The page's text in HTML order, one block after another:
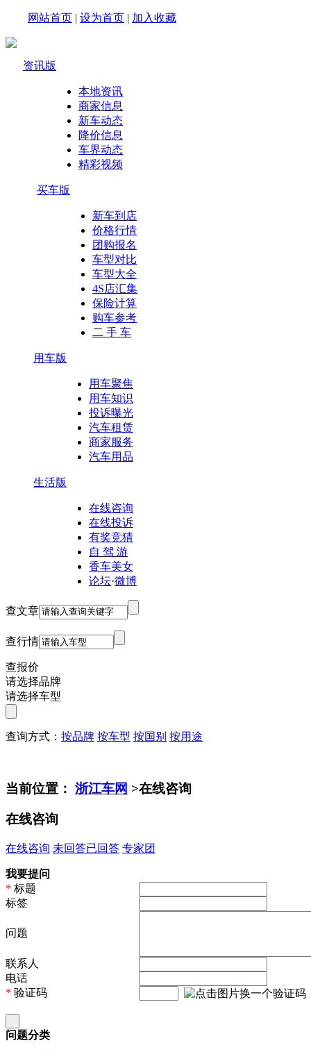
网站首页 | 设为首页 | 加入收藏
资讯版
本地资讯
商家信息
新车动态
降价信息
车界动态
精彩视频
买车版
新车到店
价格行情
团购报名
车型对比
车型大全
4S店汇集
保险计算
购车参考
二 手 车
用车版
用车聚焦
用车知识
投诉曝光
汽车租赁
商家服务
汽车用品
生活版
在线咨询
在线投诉
有奖竞猜
自 驾 游
香车美女
论坛·微博
查文章
查行情
查报价
请选择品牌
请选择车型
查询方式： 按品牌 按车型 按国别 按用途
当前位置： 浙江车网 >在线咨询
在线咨询
在线咨询 未回答已回答 专家团
我要提问
* 标题
标签
问题
联系人
电话
* 验证码
问题分类